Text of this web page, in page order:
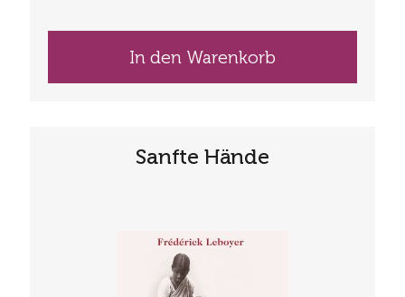
In den Warenkorb
Sanfte Hände